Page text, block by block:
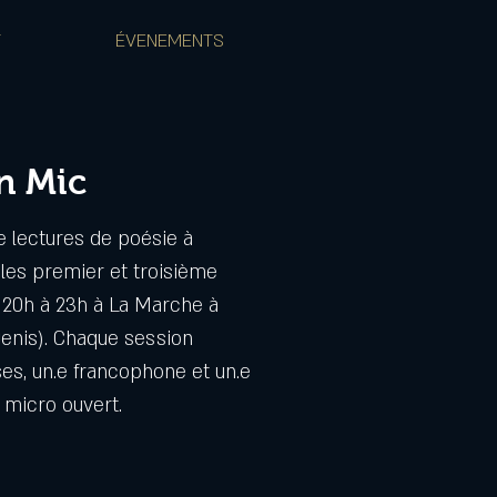
ÉVENEMENTS
Mic
lectures de poésie à
premier et troisième
à 23h à La Marche à
Chaque session
un.e francophone et un.e
micro ouvert.